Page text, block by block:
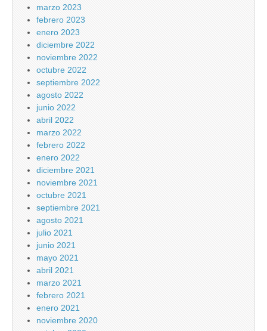
marzo 2023
febrero 2023
enero 2023
diciembre 2022
noviembre 2022
octubre 2022
septiembre 2022
agosto 2022
junio 2022
abril 2022
marzo 2022
febrero 2022
enero 2022
diciembre 2021
noviembre 2021
octubre 2021
septiembre 2021
agosto 2021
julio 2021
junio 2021
mayo 2021
abril 2021
marzo 2021
febrero 2021
enero 2021
noviembre 2020